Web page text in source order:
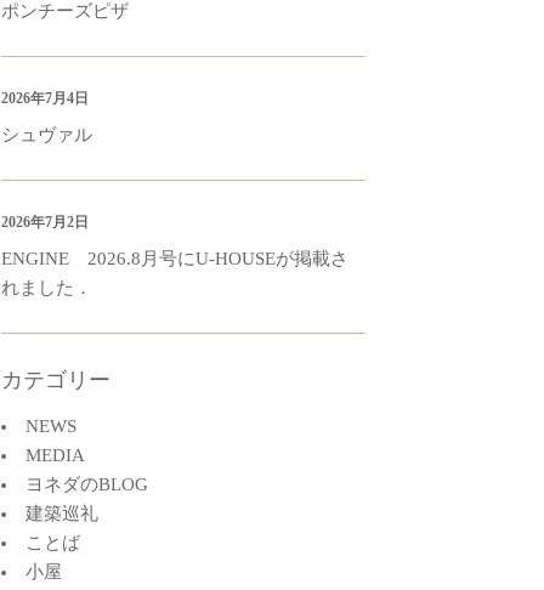
ポンチーズピザ
シュヴァル
2026年7月4日
ENGINE 2026.8月号にU-HOUSEが掲載さ
れました．
2026年7月2日
カテゴリー
NEWS
MEDIA
ヨネダのBLOG
建築巡礼
ことば
小屋